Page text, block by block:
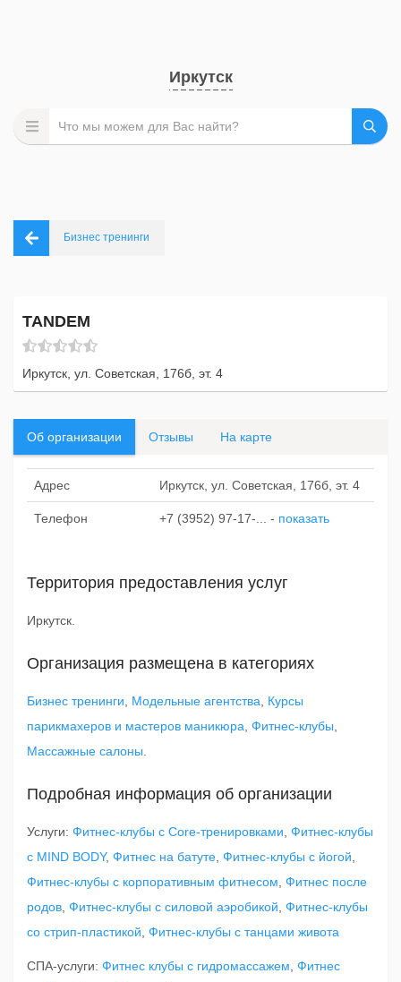
Иркутск
Бизнес тренинги
TANDEM
Иркутск, ул. Советская, 176б, эт. 4
Об организации Отзывы На карте
Адрес Иркутск, ул. Советская, 176б, эт. 4
Телефон +7 (3952) 97-17-... - показать
Территория предоставления услуг
Иркутск.
Организация размещена в категориях
Бизнес тренинги Модельные агентства
Курсы
парикмахеров и мастеров маникюра Фитнес-клубы
Массажные салоны
Подробная информация об организации
Услуги: Фитнес-клубы c Core-тренировками Фитнес-клубы
c MIND BODY, Фитнес на батуте Фитнес-клубы с йогой
Фитнес-клубы c корпоративным фитнесом Фитнес после
родов Фитнес-клубы c силовой аэробикой Фитнес-клубы
со стрип-пластикой Фитнес-клубы с танцами живота
СПА-услуги: Фитнес клубы с гидромассажем Фитнес